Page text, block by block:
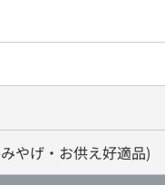
やげ・お供え好適品)